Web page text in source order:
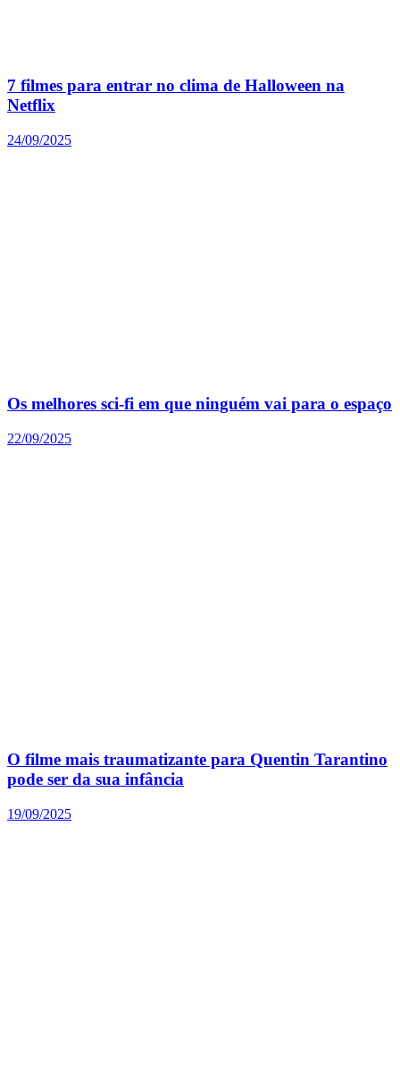
7 filmes para entrar no clima de Halloween na
Netflix
24/09/2025
Os melhores sci-fi em que ninguém vai para o espaço
22/09/2025
O filme mais traumatizante para Quentin Tarantino
pode ser da sua infância
19/09/2025